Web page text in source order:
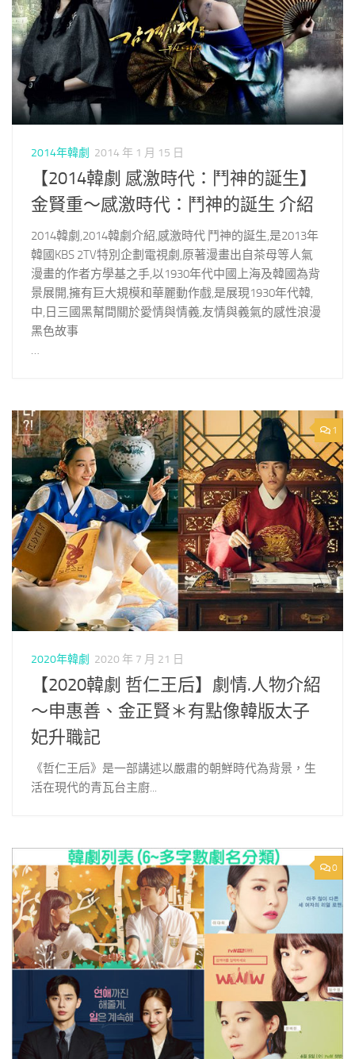
2014年韓劇 2014 年 1 月 15 日
【2014韓劇 感激時代：鬥神的誕生】
金賢重～感激時代：鬥神的誕生 介紹
2014韓劇,2014韓劇介紹,感激時代 鬥神的誕生,是2013年
韓國KBS 2TV特別企劃電視劇,原著漫畫出自茶母等人氣
漫畫的作者方學基之手,以1930年代中國上海及韓國為背
景展開,擁有巨大規模和華麗動作戲,是展現1930年代韓,
中,日三國黑幫間關於愛情與情義,友情與義氣的感性浪漫
黑色故事
…
1
2020年韓劇 2020 年 7 月 21 日
【2020韓劇 哲仁王后】劇情.人物介紹
～申惠善、金正賢＊有點像韓版太子
妃升職記
《哲仁王后》是一部講述以嚴肅的朝鮮時代為背景，生
活在現代的青瓦台主廚...
0